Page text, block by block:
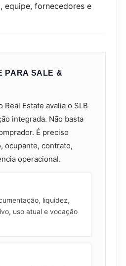
equipe, fornecedores e
PARA SALE &
Real Estate avalia o SLB
integrada. Não basta
É preciso
ocupante, contrato,
operacional.
liquidez,
uso atual e vocação